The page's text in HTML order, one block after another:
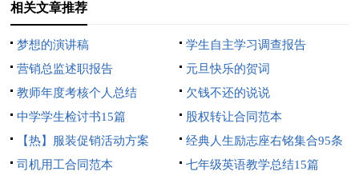
相关文章推荐
梦想的演讲稿
学生自主学习调查报告
营销总监述职报告
元旦快乐的贺词
教师年度考核个人总结
欠钱不还的说说
中学学生检讨书15篇
股权转让合同范本
【热】服装促销活动方案
经典人生励志座右铭集合95条
司机用工合同范本
七年级英语教学总结15篇